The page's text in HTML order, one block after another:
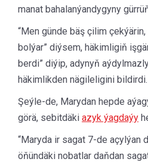
manat bahalanýandygyny
“Men günde bäş çilim
bolýar” diýsem, häkimligiň
berdi” diýip, adynyň
häkimlikden nägileligini bildirdi.
Şeýle-de, Marydan hepde
görä, sebitdäki azyk ýagdaýy
“Maryda ir sagat 7-de açylýan
öňündäki nobatlar daňdan